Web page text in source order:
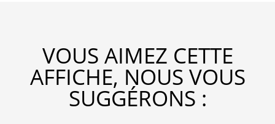
VOUS AIMEZ CETTE
AFFICHE, NOUS VOUS
SUGGÉRONS :